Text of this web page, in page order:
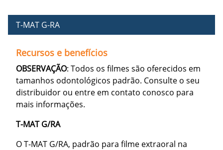
T-MAT G-RA
Recursos e benefícios
OBSERVAÇÃO: Todos os filmes são oferecidos em
tamanhos odontológicos padrão. Consulte o seu
distribuidor ou entre em contato conosco para
mais informações.
T-MAT G/RA
O T-MAT ​​G/RA, padrão para filme extraoral na